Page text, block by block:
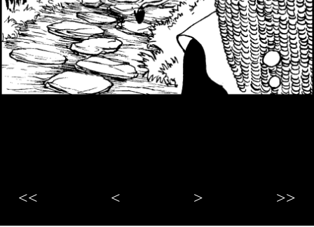
<< < > >>